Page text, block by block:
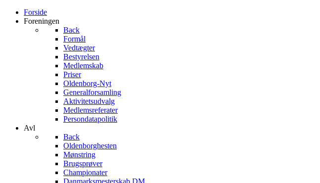
Forside
Foreningen
Back
Formål
Vedtægter
Bestyrelsen
Medlemskab
Priser
Oldenborg-Nyt
Generalforsamling
Aktivitetsudvalg
Medlemsreferater
Persondatapolitik
Avl
Back
Oldenborghesten
Mønstring
Brugsprøver
Championater
Danmarksmesterskab DM